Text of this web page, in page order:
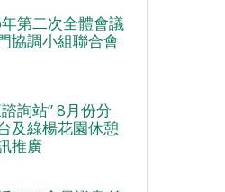
第二次全體會議
協調小組聯合會
詢站” 8月份分
及綠楊花園休憩
推廣